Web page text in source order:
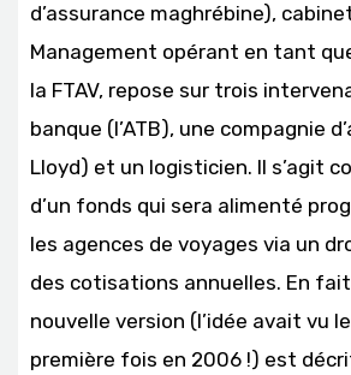
d’assurance maghrébine),
Management opérant en tant
la FTAV, repose sur trois
banque (l’ATB), une compagnie
Lloyd) et un logisticien. Il s’agit
d’un fonds qui sera alimenté
les agences de voyages via un
des cotisations annuelles. En
nouvelle version (l’idée avait vu
première fois en 2006 !) est